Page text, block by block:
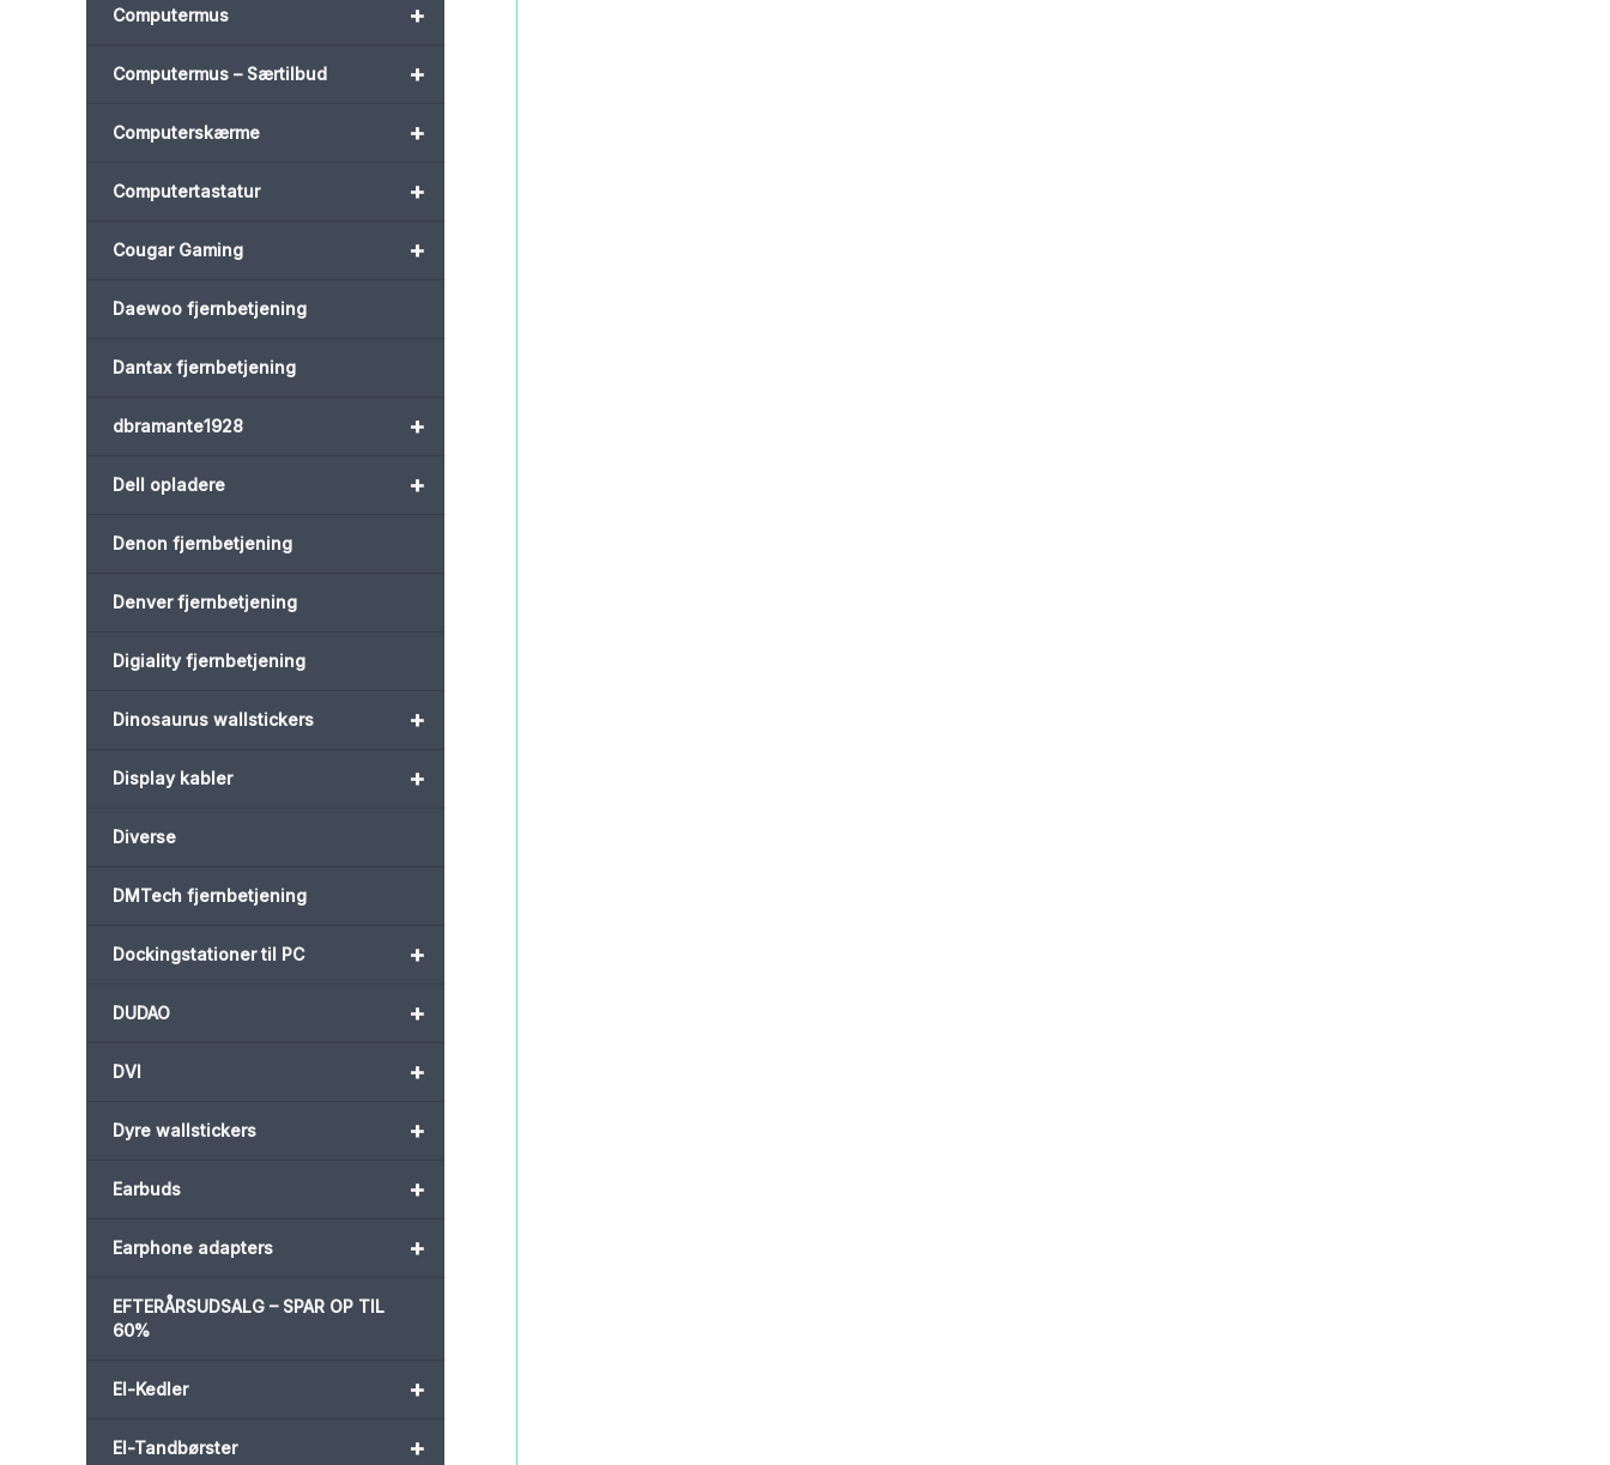
+
Computermus
+
Computermus – Særtilbud
+
Computerskærme
+
Computertastatur
+
Cougar Gaming
Daewoo fjernbetjening
Dantax fjernbetjening
+
dbramante1928
+
Dell opladere
Denon fjernbetjening
Denver fjernbetjening
Digiality fjernbetjening
+
Dinosaurus wallstickers
+
Display kabler
Diverse
DMTech fjernbetjening
+
Dockingstationer til PC
+
DUDAO
+
DVI
+
Dyre wallstickers
+
Earbuds
+
Earphone adapters
EFTERÅRSUDSALG – SPAR OP TIL
60%
+
El-Kedler
+
El-Tandbørster